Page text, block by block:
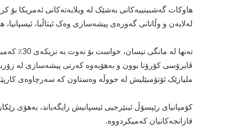
هاوکات گەشبینییەکانی بەشێک لە ویلایەتەکانی ئەمریکا
لەلایەن و وڵاتانی گەورەی پیشەسازی وەک ئیتاڵیا،
تەنها لە
ڤایرۆسی کۆرۆنا بوون و بەهۆیەوە کەرتی پیشەسازی لە
ملیارێک ئۆتۆمبێلیش لە جووڵە وەستاون کە سەرچاوەی
قازانجەکانیان کەمیکردووە.